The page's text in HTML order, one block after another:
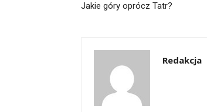
Jakie góry oprócz Tatr?
Redakcja